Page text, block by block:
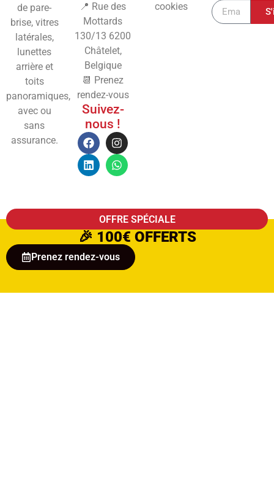
de pare-
brise, vitres
latérales,
lunettes
arrière et
toits
panoramiques,
avec ou
sans
assurance.
📍 Rue des
Mottards
130/13 6200
Châtelet,
Belgique
📆 Prenez
rendez-vous
Suivez-
nous !
cookies
OFFRE SPÉCIALE
🎉 100€ OFFERTS
Prenez rendez-vous